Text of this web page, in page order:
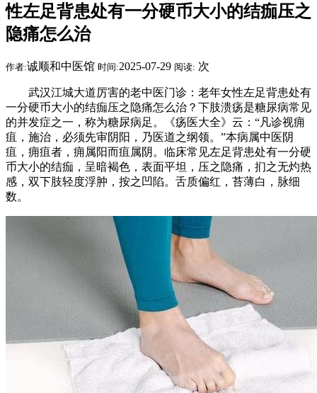
性左足背患处有一分硬币大小的结痂压之
隐痛怎么治
作者:诚顺和中医馆 时间:2025-07-29 阅读: 次
武汉江城大道厉害的老中医门诊：老年女性左足背患处有
一分硬币大小的结痂压之隐痛怎么治？下肢溃疡是糖尿病常见
的并发症之一，称为糖尿病足。《疡医大全》云：“凡诊视痈
疽，施治，必须先审阴阳，乃医道之纲领。”本病属中医阴
疽，痈疽者，痈属阳而疽属阴。临床常见左足背患处有一分硬
币大小的结痂，呈暗褐色，表面平坦，压之隐痛，扪之无灼热
感，双下肢轻度浮肿，按之凹陷。舌质偏红，苔薄白，脉细
数。